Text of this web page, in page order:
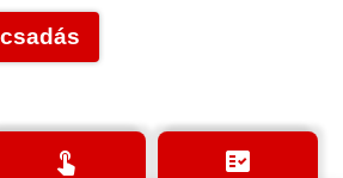
touch_app fact_check